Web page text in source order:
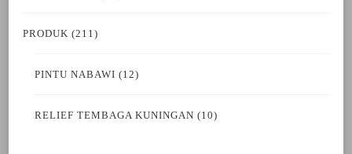
PRODUK (211)
PINTU NABAWI (12)
RELIEF TEMBAGA KUNINGAN (10)